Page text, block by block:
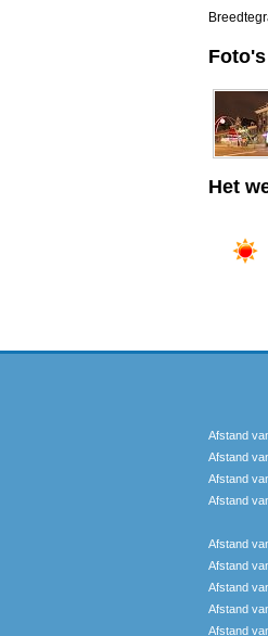
Het
Afstand
Afstand
Afstand
Afstand
Afstand
Afstand
Afstand
Afstand
Afstand